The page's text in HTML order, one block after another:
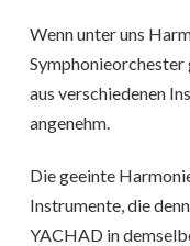
Wenn unter uns
aus verschiedenen
angenehm.
Die geeinte
Instrumente, die
YACHAD in